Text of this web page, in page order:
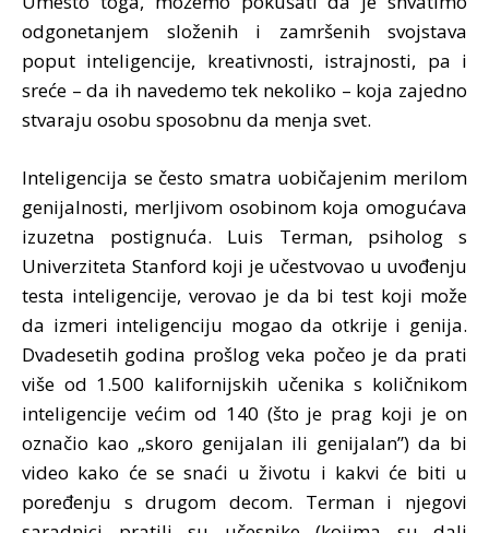
odgonetanjem složenih i zamršenih svojstava
poput inteligencije, kreativnosti, istrajnosti, pa i
sreće – da ih navedemo tek nekoliko – koja zajedno
stvaraju osobu sposobnu da menja svet.
Inteligencija se često smatra uobičajenim merilom
genijalnosti, merljivom osobinom koja omogućava
izuzetna postignuća. Luis Terman, psiholog s
Univerziteta Stanford koji je učestvovao u uvođenju
testa inteligencije, verovao je da bi test koji može
da izmeri inteligenciju mogao da otkrije i genija.
Dvadesetih godina prošlog veka počeo je da prati
više od 1.500 kalifornijskih učenika s količnikom
inteligencije većim od 140 (što je prag koji je on
označio kao „skoro genijalan ili genijalan”) da bi
video kako će se snaći u životu i kakvi će biti u
poređenju s drugom decom. Terman i njegovi